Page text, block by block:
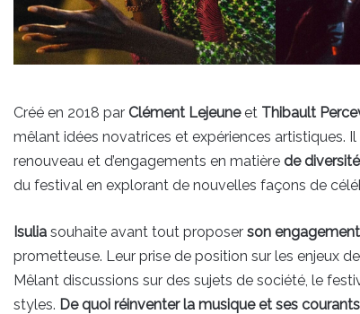
Créé en 2018 par Clément Lejeuneet Thibault
mêlant idées novatrices et expériences artistiques.
renouveau et d’engagements en matière de
du festival en explorant de nouvelles façons de
Isulia souhaite avant tout proposer son engagement
prometteuse. Leur prise de position sur les enjeux
Mêlant discussions sur des sujets de société, le
styles. De quoi réinventer la musique et ses